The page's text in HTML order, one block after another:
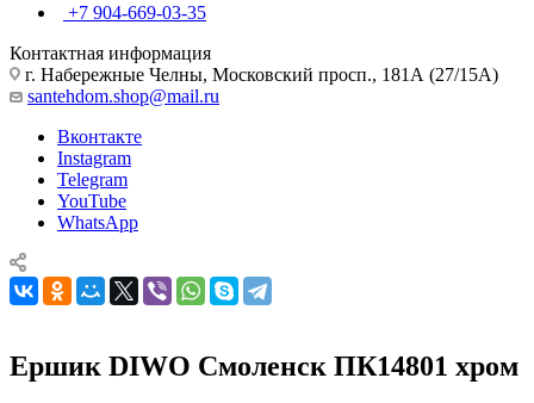
+7 904-669-03-35
Контактная информация
г. Набережные Челны, Московский просп., 181А (27/15А)
santehdom.shop@mail.ru
Вконтакте
Instagram
Telegram
YouTube
WhatsApp
Ершик DIWO Смоленск ПК14801 хром